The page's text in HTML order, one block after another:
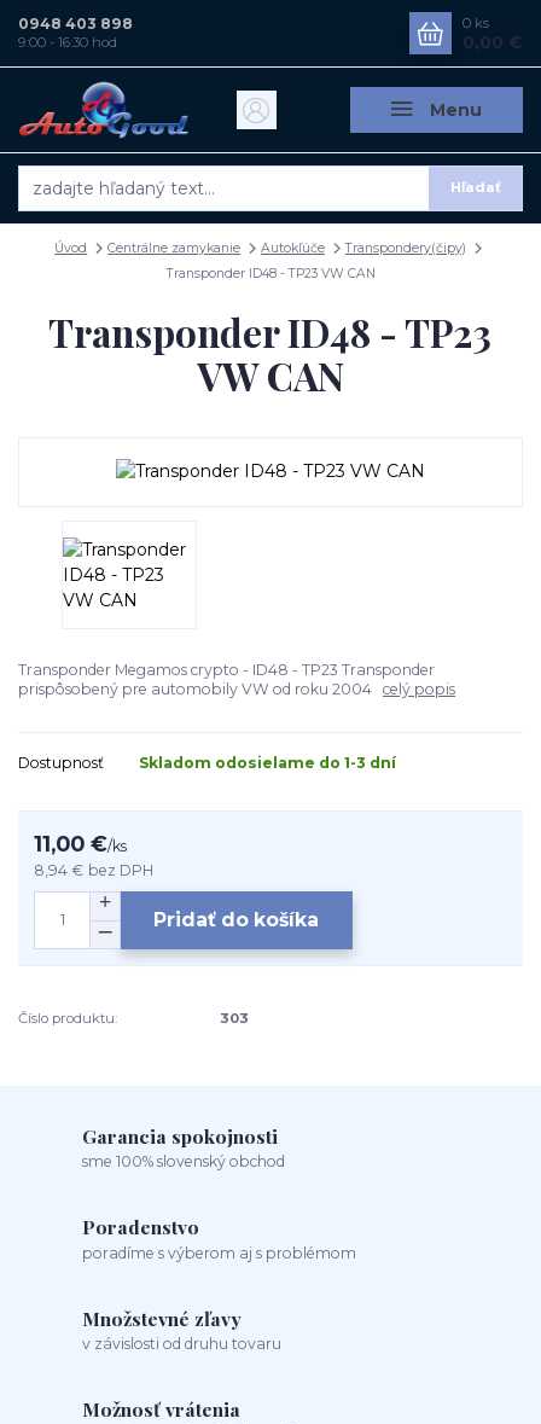
Menu
Hľadať
0948 403 898
9:00 - 16:30 hod
0 ks
0,00 €
Úvod Centrálne zamykanie Autokľúče
Transpondery(čipy)
Transponder ID48 - TP23 VW CAN
Transponder ID48 - TP23
VW CAN
Transponder Megamos crypto - ID48 - TP23 Transponder
prispôsobený pre automobily VW od roku 2004 celý popis
Dostupnosť Skladom odosielame do 1-3 dní
11,00 €/ks
8,94 € bez DPH
Pridať do košíka
Číslo produktu: 303
Garancia spokojnosti
sme 100% slovenský obchod
Poradenstvo
poradíme s výberom aj s problémom
Množstevné zľavy
v závislosti od druhu tovaru
Možnosť vrátenia